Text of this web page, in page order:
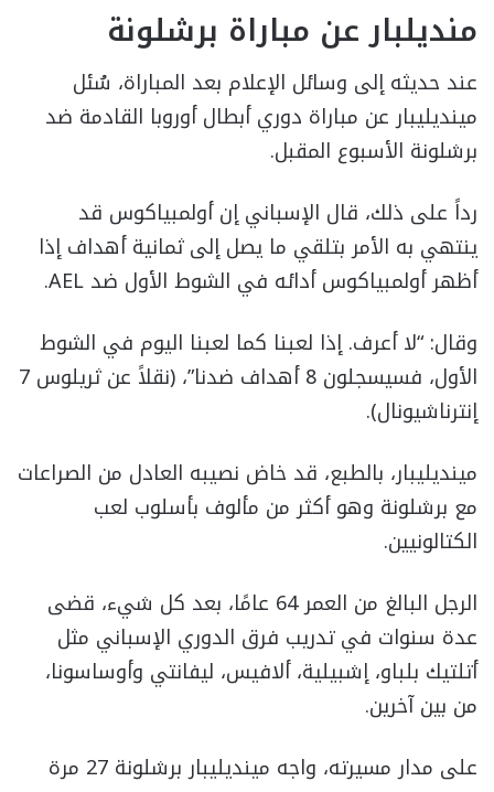
منديلبار عن مباراة برشلونة
عند حديثه إلى وسائل الإعلام بعد المباراة، سُئل
مينديليبار عن مباراة دوري أبطال أوروبا القادمة ضد
برشلونة الأسبوع المقبل.
رداً على ذلك، قال الإسباني إن أولمبياكوس قد
ينتهي به الأمر بتلقي ما يصل إلى ثمانية أهداف إذا
أظهر أولمبياكوس أدائه في الشوط الأول ضد AEL.
وقال: “لا أعرف. إذا لعبنا كما لعبنا اليوم في الشوط
الأول، فسيسجلون 8 أهداف ضدنا”، (نقلاً عن ثريلوس 7
إنترناشيونال).
مينديليبار، بالطبع، قد خاض نصيبه العادل من الصراعات
مع برشلونة وهو أكثر من مألوف بأسلوب لعب
الكتالونيين.
الرجل البالغ من العمر 64 عامًا، بعد كل شيء، قضى
عدة سنوات في تدريب فرق الدوري الإسباني مثل
أتلتيك بلباو، إشبيلية، ألافيس، ليفانتي وأوساسونا،
من بين آخرين.
على مدار مسيرته، واجه مينديليبار برشلونة 27 مرة